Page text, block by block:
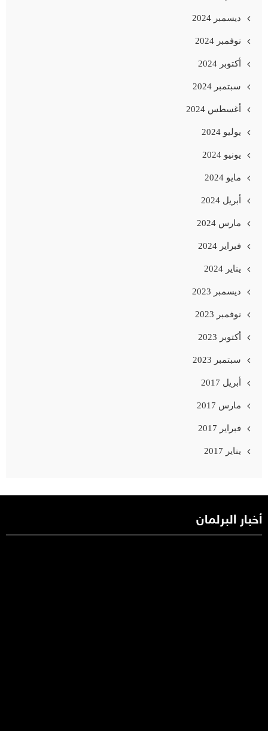
ديسمبر 2024
نوفمبر 2024
أكتوبر 2024
سبتمبر 2024
أغسطس 2024
يوليو 2024
يونيو 2024
مايو 2024
أبريل 2024
مارس 2024
فبراير 2024
يناير 2024
ديسمبر 2023
نوفمبر 2023
أكتوبر 2023
سبتمبر 2023
أبريل 2017
مارس 2017
فبراير 2017
يناير 2017
أخبار البرلمان